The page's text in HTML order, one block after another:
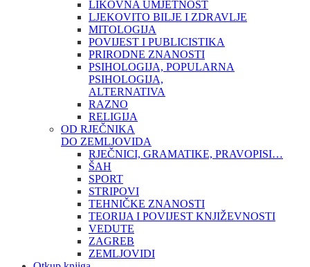
LIKOVNA UMJETNOST
LJEKOVITO BILJE I ZDRAVLJE
MITOLOGIJA
POVIJEST I PUBLICISTIKA
PRIRODNE ZNANOSTI
PSIHOLOGIJA, POPULARNA
PSIHOLOGIJA,
ALTERNATIVA
RAZNO
RELIGIJA
OD RJEČNIKA
DO ZEMLJOVIDA
RJEČNICI, GRAMATIKE, PRAVOPISI…
ŠAH
SPORT
STRIPOVI
TEHNIČKE ZNANOSTI
TEORIJA I POVIJEST KNJIŽEVNOSTI
VEDUTE
ZAGREB
ZEMLJOVIDI